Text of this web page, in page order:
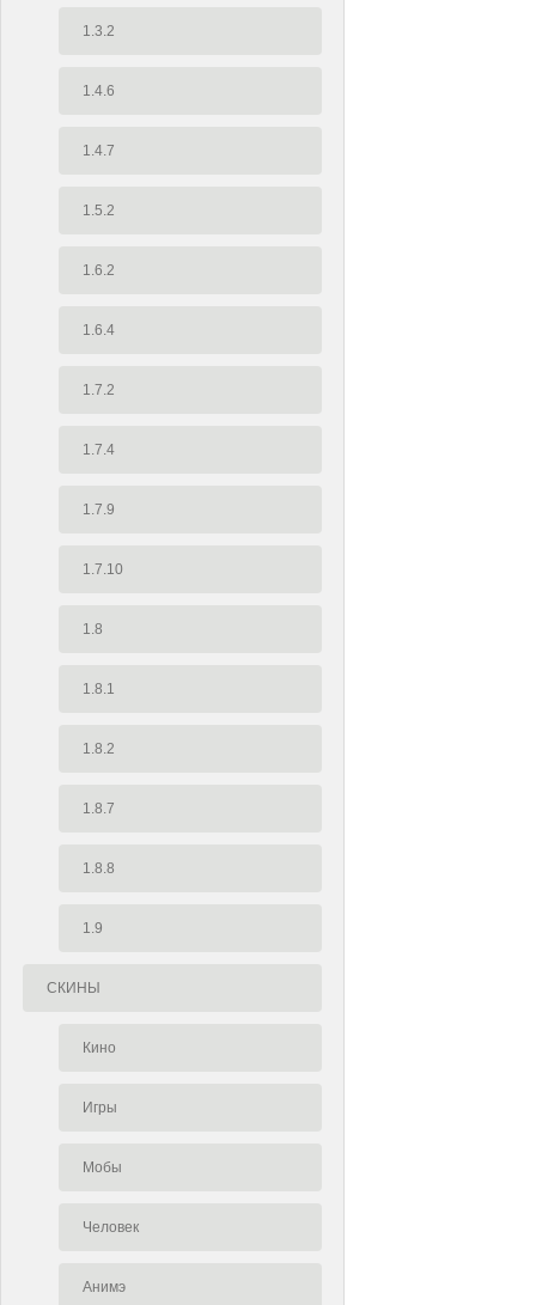
1.3.2
1.4.6
1.4.7
1.5.2
1.6.2
1.6.4
1.7.2
1.7.4
1.7.9
1.7.10
1.8
1.8.1
1.8.2
1.8.7
1.8.8
1.9
СКИНЫ
Кино
Игры
Мобы
Человек
Анимэ